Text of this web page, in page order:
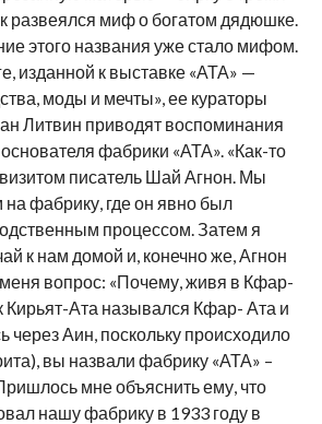
развеялся миф о богатом дядюшке.
этого названия уже стало мифом.
изданной к выставке «АТА» —
моды и мечты», ее кураторы
Литвин приводят воспоминания
фабрики «АТА». «Как-то
писатель Шай Агнон. Мы
на фабрику, где он явно был
процессом. Затем я
к нам домой и, конечно же, Агнон
вопрос: «Почему, живя в Кфар-
Кирьят-Ата назывался Кфар- Ата и
через Аин, поскольку происходило
вы назвали фабрику «АТА» –
мне объяснить ему, что
нашу фабрику в 1933 году в